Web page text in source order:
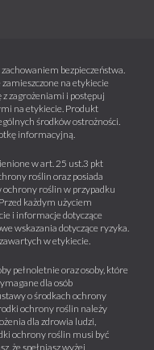
bezpieczeństwa.
na etykiecie
zagrożeniami i postępuj
na etykiecie. Produkt
środków ostrożności.
informacyjną.
w art. 25 ust.3 pkt
roślin oraz posiada
ochrony roślin w przypadku
każdym użyciem
i informacje dotyczące
wskazania dotyczące ryzyka.
w etykiecie.
pełnoletnie oraz osoby, które
dla osób
o środkach ochrony
ochrony roślin należy
dla zdrowia ludzi,
ochrony roślin musi być
że spełniasz wyżej